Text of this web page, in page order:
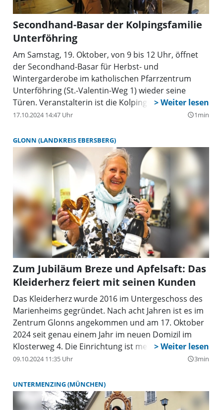
Secondhand-Basar der Kolpingsfamilie
Unterföhring
Am Samstag, 19. Oktober, von 9 bis 12 Uhr, öffnet
der Secondhand-Basar für Herbst- und
Wintergarderobe im katholischen Pfarrzentrum
Unterföhring (St.-Valentin-Weg 1) wieder seine
Türen. Veranstalterin ist die Kolpingsfamilie
Unterföhring.
17.10.2024 14:47 Uhr query_builder1min
GLONN (LANDKREIS EBERSBERG)
Zum Jubiläum Breze und Apfelsaft: Das
Kleiderherz feiert mit seinen Kunden
Das Kleiderherz wurde 2016 im Untergeschoss des
Marienheims gegründet. Nach acht Jahren ist es im
Zentrum Glonns angekommen und am 17. Oktober
2024 seit genau einem Jahr im neuen Domizil im
Klosterweg 4. Die Einrichtung ist mehr als ein
Second Hand Laden: Sie ist sozialer Treffpunkt, ein
Bilanz an eingesparten Ressourcen und
ehrenamtlich erbrachter Arbeit vorweisen. Annegret
Biehn und ihr Mann haben das Projekt initiiert und
09.10.2024 11:35 Uhr query_builder3min
UNTERMENZING (MÜNCHEN)